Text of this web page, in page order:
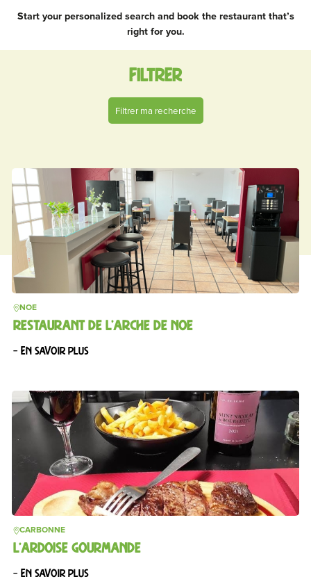
Start your personalized search and book the restaurant that’s
right for you.
Filtrer
Filtrer ma recherche
NOE
RESTAURANT DE L’ARCHE DE NOE
– En savoir plus
CARBONNE
L’ARDOISE GOURMANDE
– En savoir plus